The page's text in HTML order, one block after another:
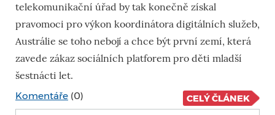
telekomunikační úřad by tak konečně získal
pravomoci pro výkon koordinátora digitálních služeb,
Austrálie se toho nebojí a chce být první zemí, která
zavede zákaz sociálních platforem pro děti mladší
šestnácti let.
Komentáře (0) CELÝ ČLÁNEK